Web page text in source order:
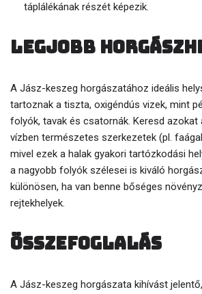
táplálékának részét képezik.
Legjobb
A Jász-keszeg horgászatához ideális
tartoznak a tiszta, oxigéndús vizek, mint
folyók, tavak és csatornák. Keresd azokat
vízben természetes szerkezetek (pl.
mivel ezek a halak gyakori tartózkodási
a nagyobb folyók szélesei is kiváló
különösen, ha van benne bőséges
rejtekhelyek.
Összefoglalás
A Jász-keszeg horgászata kihívást